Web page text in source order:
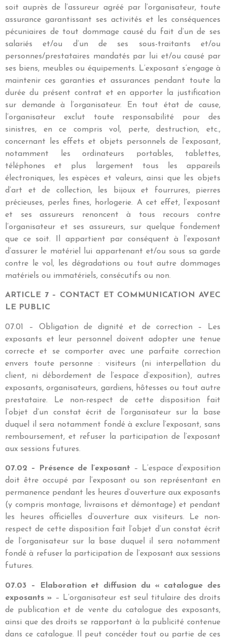
soit auprès de l’assureur agréé par l’organisateur, toute
assurance garantissant ses activités et les conséquences
pécuniaires de tout dommage causé du fait d’un de ses
salariés et/ou d’un de ses sous-traitants et/ou
personnes/prestataires mandatés par lui et/ou causé par
ses biens, meubles ou équipements. L’exposant s’engage à
maintenir ces garanties et assurances pendant toute la
durée du présent contrat et en apporter la justification
sur demande à l’organisateur. En tout état de cause,
l’organisateur exclut toute responsabilité pour des
sinistres, en ce compris vol, perte, destruction, etc.,
concernant les effets et objets personnels de l’exposant,
notamment les ordinateurs portables, tablettes,
téléphones et plus largement tous les appareils
électroniques, les espèces et valeurs, ainsi que les objets
d’art et de collection, les bijoux et fourrures, pierres
précieuses, perles fines, horlogerie. A cet effet, l’exposant
et ses assureurs renoncent à tous recours contre
l’organisateur et ses assureurs, sur quelque fondement
que ce soit. Il appartient par conséquent à l’exposant
d’assurer le matériel lui appartenant et/ou sous sa garde
contre le vol, les dégradations ou tout autre dommages
matériels ou immatériels, consécutifs ou non.
ARTICLE 7 – CONTACT ET COMMUNICATION AVEC
LE PUBLIC
07.01 – Obligation de dignité et de correction – Les
exposants et leur personnel doivent adopter une tenue
correcte et se comporter avec une parfaite correction
envers toute personne : visiteurs (ni interpellation du
client, ni débordement de l’espace d’exposition), autres
exposants, organisateurs, gardiens, hôtesses ou tout autre
prestataire. Le non-respect de cette disposition fait
l’objet d’un constat écrit de l’organisateur sur la base
duquel il sera notamment fondé à exclure l’exposant, sans
remboursement, et refuser la participation de l’exposant
aux sessions futures.
07.02 – Présence de l’exposant – L’espace d’exposition
doit être occupé par l’exposant ou son représentant en
permanence pendant les heures d’ouverture aux exposants
(y compris montage, livraisons et démontage) et pendant
les heures officielles d’ouverture aux visiteurs. Le non-
respect de cette disposition fait l’objet d’un constat écrit
de l’organisateur sur la base duquel il sera notamment
fondé à refuser la participation de l’exposant aux sessions
futures.
07.03 – Elaboration et diffusion du « catalogue des
exposants » – L’organisateur est seul titulaire des droits
de publication et de vente du catalogue des exposants,
ainsi que des droits se rapportant à la publicité contenue
dans ce catalogue. Il peut concéder tout ou partie de ces